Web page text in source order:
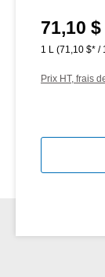
Prix régulier :
71,10 $
1 L (71,10 $* /
Prix HT, frais